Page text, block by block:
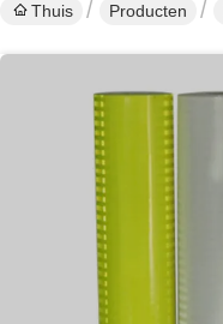
Thuis Producten